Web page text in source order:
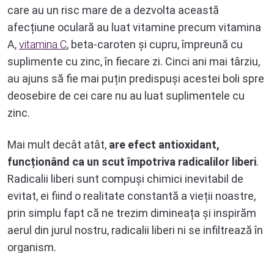
care au un risc mare de a dezvolta această
afecțiune oculară au luat vitamine precum vitamina
A,vitamina C, beta-caroten și cupru, împreună cu
suplimente cu zinc, în fiecare zi. Cinci ani mai târziu,
au ajuns să fie mai puțin predispuși acestei boli spre
deosebire de cei care nu au luat suplimentele cu
zinc.
Mai mult decât atât, are efect antioxidant,
funcționând ca un scut împotriva radicalilor liberi.
Radicalii liberi sunt compuși chimici inevitabil de
evitat, ei fiind o realitate constantă a vieții noastre,
prin simplu fapt că ne trezim dimineața și inspirăm
aerul din jurul nostru, radicalii liberi ni se infiltrează în
organism.